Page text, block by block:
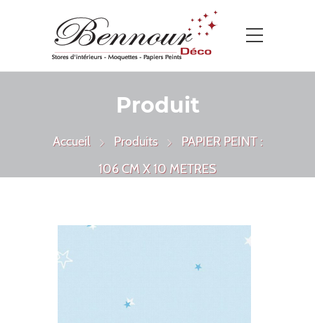
Produit
Accueil Produits
PAPIER PEINT :
106 CM X 10 METRES